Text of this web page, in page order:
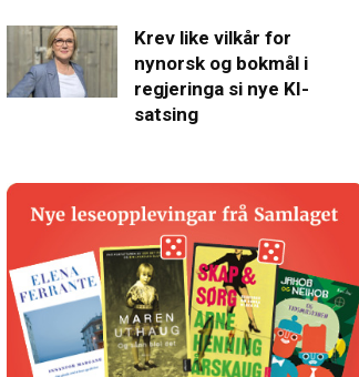
Krev like vilkår for
nynorsk og bokmål i
regjeringa si nye KI-
satsing